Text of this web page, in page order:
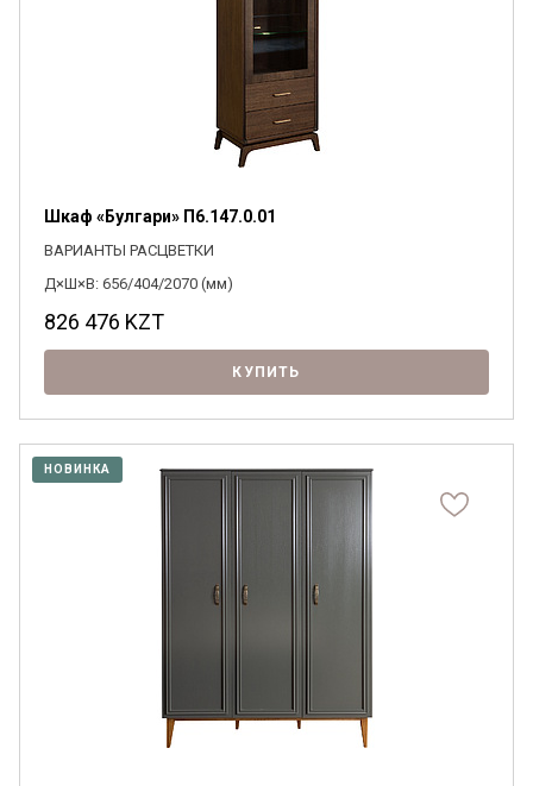
Шкаф «Булгари» П6.147.0.01
ВАРИАНТЫ РАСЦВЕТКИ
Д×Ш×В: 656/404/2070 (мм)
826 476 KZT
КУПИТЬ
НОВИНКА